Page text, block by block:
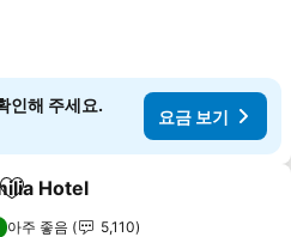
인해 주세요.
요금 보기
즐겨찾기에 추가
Hotel
아주 좋음
5,110